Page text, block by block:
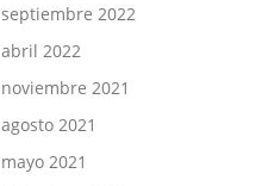
septiembre 2022
abril 2022
noviembre 2021
agosto 2021
mayo 2021